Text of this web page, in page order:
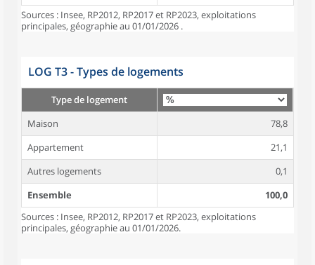
Sources : Insee, RP2012, RP2017 et RP2023, exploitations
principales, géographie au 01/01/2026 .
LOG T3 - Types de logements
Type de logement
Maison
78,8
Appartement
21,1
Autres logements
0,1
Ensemble
100,0
Sources : Insee, RP2012, RP2017 et RP2023, exploitations
principales, géographie au 01/01/2026.